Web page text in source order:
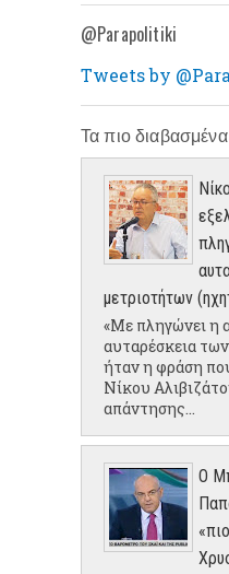
@Parapolitiki
Tweets by
Τα πιο
μετριοτήτων
«Με πληγώνει η
αυταρέσκεια
ήταν η φράση
Νίκου
απάντησης...
Ο